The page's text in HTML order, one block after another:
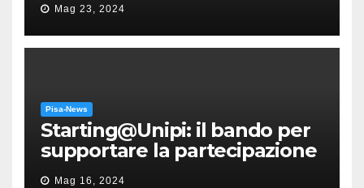
Mag 23, 2024
Pisa-News
Starting@Unipi: il bando per
supportare la partecipazione
all’ERC Starting Grant
Mag 16, 2024